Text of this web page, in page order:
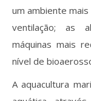
um ambiente
ventilação; as
máquinas mais
nível de
A aquacultura